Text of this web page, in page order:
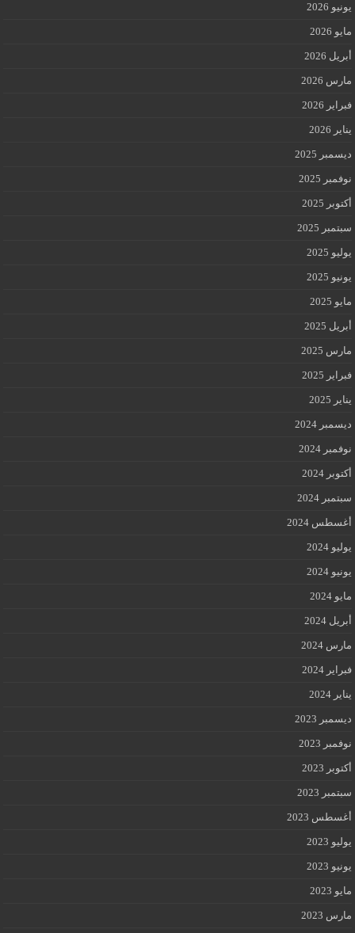
يونيو 2026
مايو 2026
أبريل 2026
مارس 2026
فبراير 2026
يناير 2026
ديسمبر 2025
نوفمبر 2025
أكتوبر 2025
سبتمبر 2025
يوليو 2025
يونيو 2025
مايو 2025
أبريل 2025
مارس 2025
فبراير 2025
يناير 2025
ديسمبر 2024
نوفمبر 2024
أكتوبر 2024
سبتمبر 2024
أغسطس 2024
يوليو 2024
يونيو 2024
مايو 2024
أبريل 2024
مارس 2024
فبراير 2024
يناير 2024
ديسمبر 2023
نوفمبر 2023
أكتوبر 2023
سبتمبر 2023
أغسطس 2023
يوليو 2023
يونيو 2023
مايو 2023
مارس 2023